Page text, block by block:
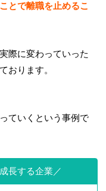
とで離職を止めるこ
際に変わっていった
おります。
ていくという事例で
長する企業